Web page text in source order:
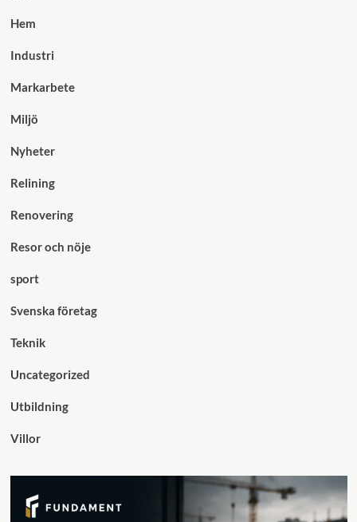
Hem
Industri
Markarbete
Miljö
Nyheter
Relining
Renovering
Resor och nöje
sport
Svenska företag
Teknik
Uncategorized
Utbildning
Villor